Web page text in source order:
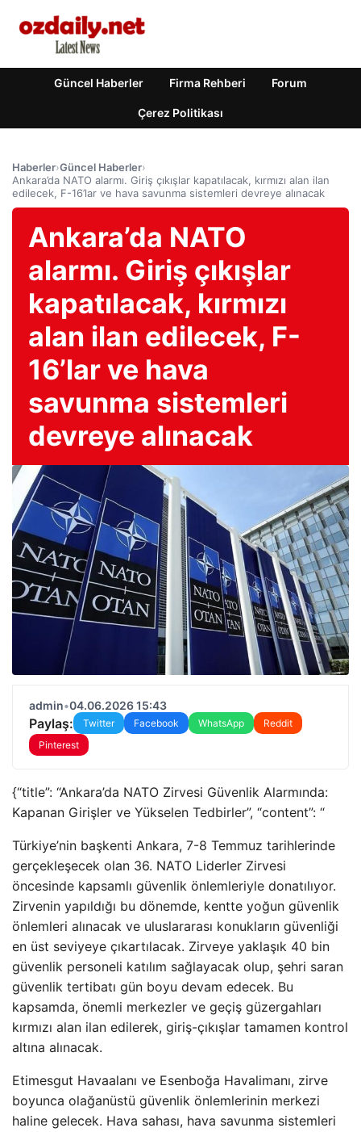
Güncel Haberler Firma Rehberi Forum
Çerez Politikası
Haberler›Güncel Haberler›
Ankara’da NATO alarmı. Giriş çıkışlar kapatılacak, kırmızı alan ilan
edilecek, F-16’lar ve hava savunma sistemleri devreye alınacak
Ankara’da NATO
alarmı. Giriş çıkışlar
kapatılacak, kırmızı
alan ilan edilecek, F-
16’lar ve hava
savunma sistemleri
devreye alınacak
admin•04.06.2026 15:43
Paylaş: Twitter Facebook WhatsApp
Reddit
Pinterest
{“title”: “Ankara’da NATO Zirvesi Güvenlik Alarmında:
Kapanan Girişler ve Yükselen Tedbirler”, “content”: “
Türkiye’nin başkenti Ankara, 7-8 Temmuz tarihlerinde
gerçekleşecek olan 36. NATO Liderler Zirvesi
öncesinde kapsamlı güvenlik önlemleriyle donatılıyor.
Zirvenin yapıldığı bu dönemde, kentte yoğun güvenlik
önlemleri alınacak ve uluslararası konukların güvenliği
en üst seviyeye çıkartılacak. Zirveye yaklaşık 40 bin
güvenlik personeli katılım sağlayacak olup, şehri saran
güvenlik tertibatı gün boyu devam edecek. Bu
kapsamda, önemli merkezler ve geçiş güzergahları
kırmızı alan ilan edilerek, giriş-çıkışlar tamamen kontrol
altına alınacak.
Etimesgut Havaalanı ve Esenboğa Havalimanı, zirve
boyunca olağanüstü güvenlik önlemlerinin merkezi
haline gelecek. Hava sahası, hava savunma sistemleri